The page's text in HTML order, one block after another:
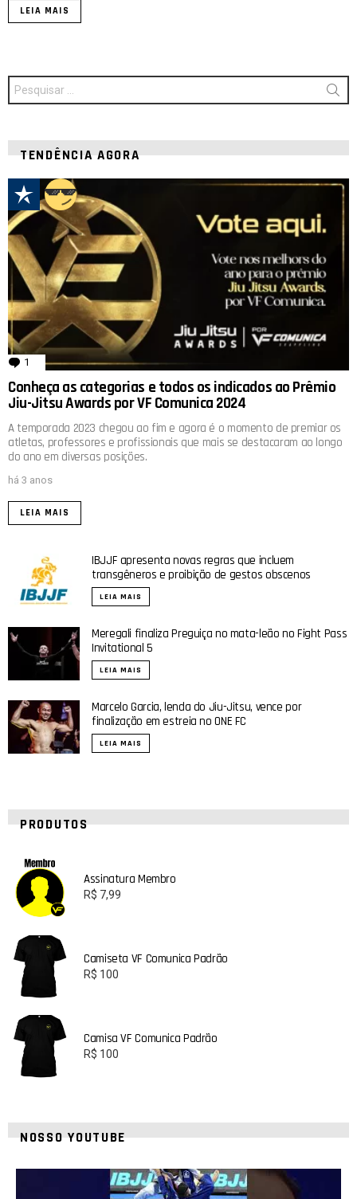
LEIA MAIS
Procurar
por:
TENDÊNCIA AGORA
1 comentário
Conheça as categorias e todos os indicados ao Prêmio
Jiu-Jitsu Awards por VF Comunica 2024
A temporada 2023 chegou ao fim e agora é o momento de premiar os
atletas, professores e profissionais que mais se destacaram ao longo
do ano em diversas posições.
há 3 anos
LEIA MAIS
IBJJF apresenta novas regras que incluem
transgêneros e proibição de gestos obscenos
LEIA MAIS
Meregali finaliza Preguiça no mata-leão no Fight Pass
Invitational 5
LEIA MAIS
Marcelo Garcia, lenda do Jiu-Jitsu, vence por
finalização em estreia no ONE FC
LEIA MAIS
PRODUTOS
Assinatura Membro
R$ 7,99
Camiseta VF Comunica Padrão
R$ 100
Camisa VF Comunica Padrão
R$ 100
NOSSO YOUTUBE